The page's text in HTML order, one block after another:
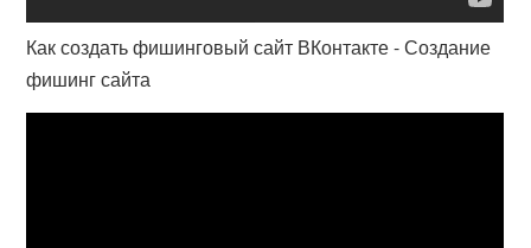
Как создать фишинговый сайт ВКонтакте - Создание
фишинг сайта